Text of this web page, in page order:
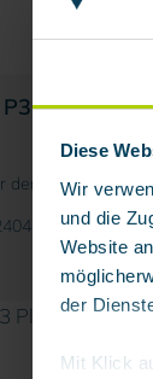
Diese
Wir
und die
Website
der
Mit Klick
den Einsatz in,